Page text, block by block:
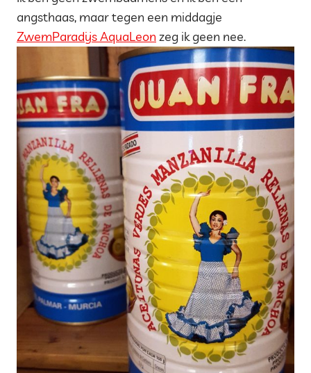
angsthaas, maar tegen een middagje
ZwemParadijs AquaLeon zeg ik geen nee.